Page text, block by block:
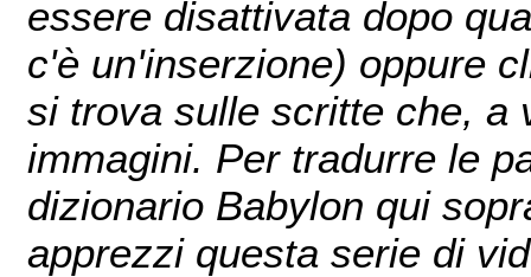
essere disattivata dopo
c'è un'inserzione) oppure
si trova sulle scritte che, a
immagini. Per tradurre le
dizionario Babylon qui
apprezzi questa serie di